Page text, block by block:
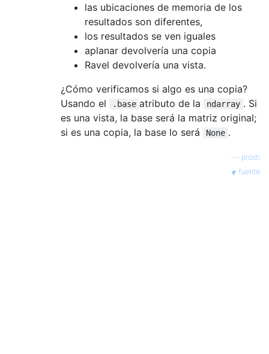
las ubicaciones de memoria de los
resultados son diferentes,
los resultados se ven iguales
aplanar devolvería una copia
Ravel devolvería una vista.
¿Cómo verificamos si algo es una copia?
Usando el
.base atributo de la ndarray . Si
es una vista, la base será la matriz original;
si es una copia, la base lo será
None .
prosti
fuente